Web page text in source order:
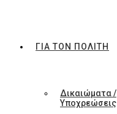
ΓΙΑ ΤΟΝ ΠΟΛΙΤΗ
Δικαιώματα /
Υποχρεώσεις